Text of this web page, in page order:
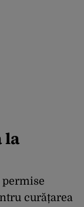
la
permise
curățarea